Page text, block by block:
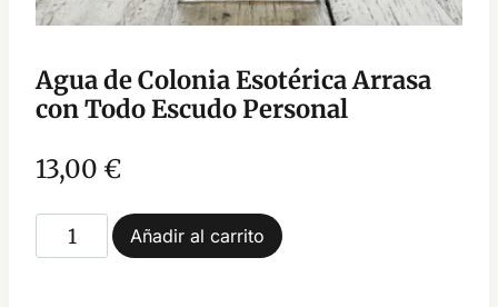
Agua de Colonia Esotérica Arrasa
con Todo Escudo Personal
13,00 €
Agua
de
Añadir al carrito